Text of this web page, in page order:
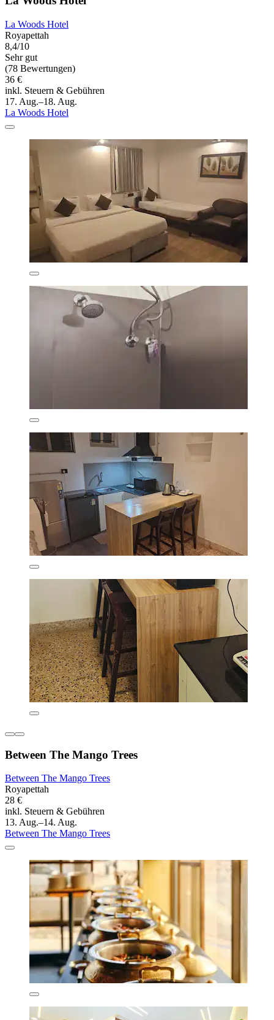
La Woods Hotel
Royapettah
8,4/10
Sehr gut
(78 Bewertungen)
36 €
inkl. Steuern & Gebühren
17. Aug.–18. Aug.
La Woods Hotel
Between The Mango Trees
Between The Mango Trees
Royapettah
28 €
inkl. Steuern & Gebühren
13. Aug.–14. Aug.
Between The Mango Trees